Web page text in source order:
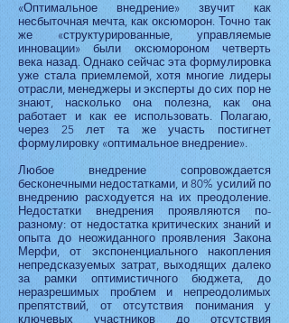
«Оптимальное внедрение» звучит как
несбыточная мечта, как оксюморон. Точно так
же «структурированные, управляемые
инновации» были оксюмороном четверть
века назад. Однако сейчас эта формулировка
уже стала приемлемой, хотя многие лидеры
отрасли, менеджеры и эксперты до сих пор не
знают, насколько она полезна, как она
работает и как ее использовать. Полагаю,
через 25 лет та же участь постигнет
формулировку «оптимальное внедрение».
Любое внедрение сопровождается
бесконечными недостатками, и 80% усилий по
внедрению расходуется на их преодоление.
Недостатки внедрения проявляются по-
разному: от недостатка критических знаний и
опыта до неожиданного проявления Закона
Мерфи, от экспоненциального накопления
непредсказуемых затрат, выходящих далеко
за рамки оптимистичного бюджета, до
неразрешимых проблем и непреодолимых
препятствий, от отсутствия понимания у
ключевых участников до отсутствия